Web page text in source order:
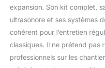
expansion. Son kit complet,
ultrasonore et ses systèmes
cohérent pour l’entretien
classiques. Il ne prétend pas
professionnels sur les